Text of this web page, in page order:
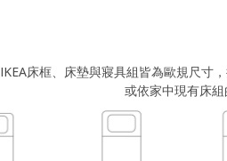
IKEA床框、床墊與寢具組皆為歐規尺寸
或依家中現有床組